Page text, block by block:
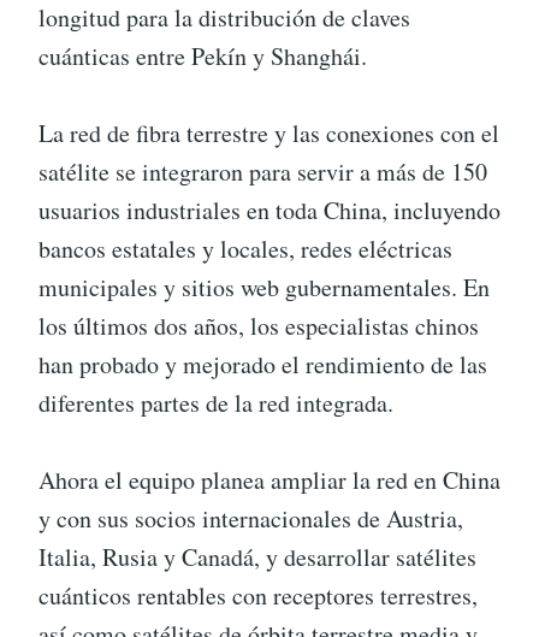
longitud para la distribución de claves
cuánticas entre Pekín y Shanghái.
La red de fibra terrestre y las conexiones con el
satélite se integraron para servir a más de 150
usuarios industriales en toda China, incluyendo
bancos estatales y locales, redes eléctricas
municipales y sitios web gubernamentales. En
los últimos dos años, los especialistas chinos
han probado y mejorado el rendimiento de las
diferentes partes de la red integrada.
Ahora el equipo planea ampliar la red en China
y con sus socios internacionales de Austria,
Italia, Rusia y Canadá, y desarrollar satélites
cuánticos rentables con receptores terrestres,